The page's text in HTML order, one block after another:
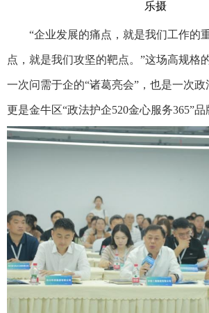
乐摄
“企业发展的痛点，就是我们工作的
点，就是我们攻坚的靶点。”这场高规格
一次问需于企的“诸葛亮会”，也是一次政
更是金牛区“政法护企520金心服务365”品